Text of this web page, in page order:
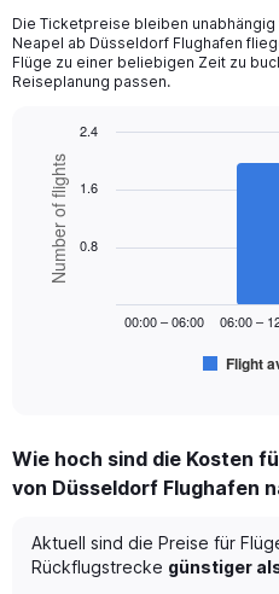
The
chart
has
displaying
values.
Range:
360.
Die Ticketpreise bleiben
Neapel ab Düsseldorf Flughafen
Flüge zu einer beliebigen Zeit zu
Reiseplanung passen.
Bar
chart
with
bars.
The
Range:
6
The
chart
has
Chart
graphic.
Number of flights
Flight
00:00 – 06:00 06:00 –
0.8
1.6
2.4
Wie hoch sind die Kosten
von Düsseldorf Flughafen
Aktuell sind die Preise für
Rückflugstrecke günstiger